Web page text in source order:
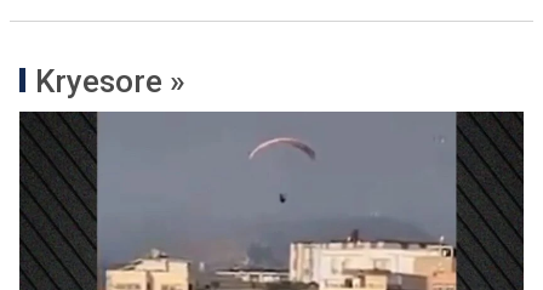
Kryesore »